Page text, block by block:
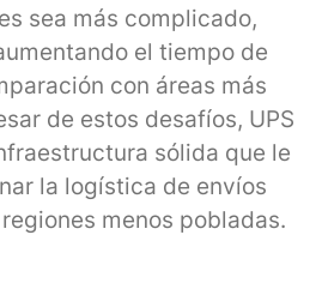
sea más complicado,
el tiempo de
con áreas más
de estos desafíos, UPS
sólida que le
la logística de envíos
menos pobladas.